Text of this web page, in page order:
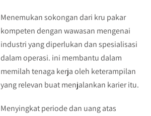
Menemukan sokongan dari kru pakar
kompeten dengan wawasan mengenai
industri yang diperlukan dan spesialisasi
dalam operasi. ini membantu dalam
memilah tenaga kerja oleh keterampilan
yang relevan buat menjalankan karier itu.
Menyingkat periode dan uang atas